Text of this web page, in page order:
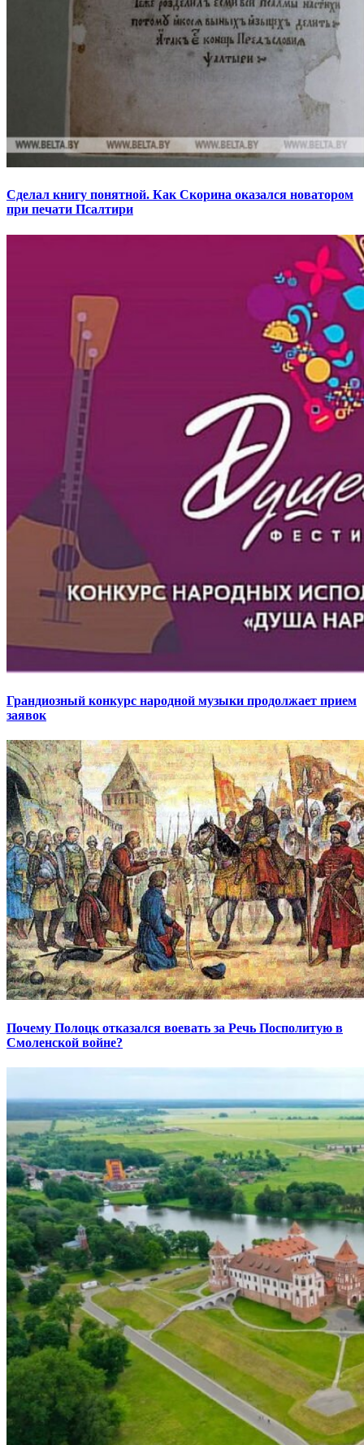
Сделал книгу понятной. Как Скорина оказался новатором
при печати Псалтири
Грандиозный конкурс народной музыки продолжает прием
заявок
Почему Полоцк отказался воевать за Речь Посполитую в
Смоленской войне?